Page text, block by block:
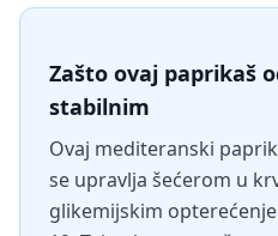
Zašto ovaj paprikaš
stabilnim
Ovaj mediteranski
se upravlja šećerom u
glikemijskim